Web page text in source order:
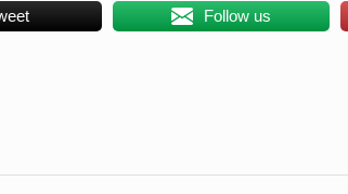
Follow us